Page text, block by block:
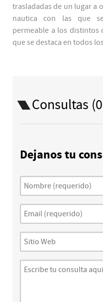
trasladadas de un lugar a
nautica con las que
permeable a los distintos
que se destaca en todos
Consultas
Dejanos tu